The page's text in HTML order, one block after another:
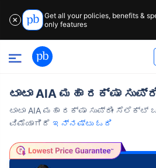
✕
Get all your policies, benefits &
only features
ಟಾಟಾ AIA ಮಹಾ ರಕ್ಷಾ
ಟಾಟಾ AIA ಮಹಾ ರಕ್ಷಾ ಸುಪ್ರೀಂ
ವಿಮೆಯಾಗಿದೆ ಇನ್ನಷ್ಟು ಓದಿ